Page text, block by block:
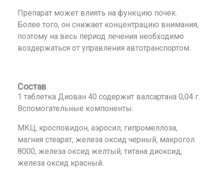
Препарат может влиять на функцию почек.
Более того, он снижает концентрацию внимания,
поэтому на весь период лечения необходимо
воздержаться от управления автотранспортом.
Состав
1 таблетка Диован 40 содержит валсартана 0,04 г.
Вспомогательные компоненты:
МКЦ, кросповидон, аэросил, гипромеллоза,
магния стеарат, железа оксид черный, макрогол
8000, железа оксид желтый, титана диоксид,
железа оксид красный.